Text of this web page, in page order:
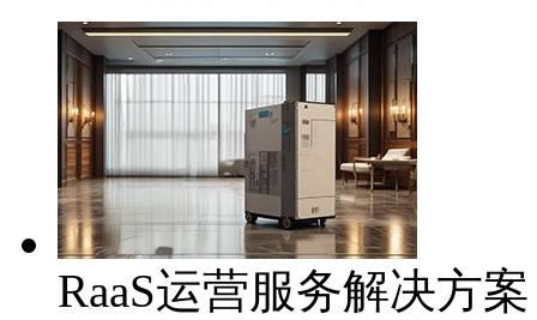
RaaS运营服务解决方案